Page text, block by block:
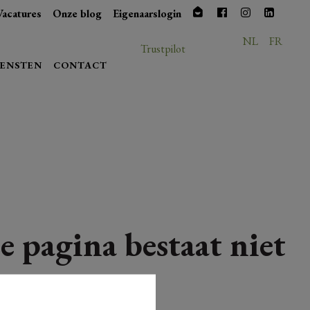
Onze blog Eigenaarslogin
CONTACT
NL FR
Trustpilot
pagina bestaat niet
meer